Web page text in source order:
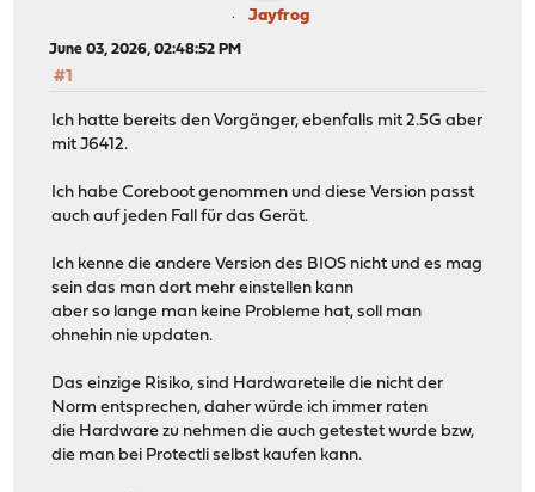
Jayfrog
June 03, 2026, 02:48:52 PM
#1
Ich hatte bereits den Vorgänger, ebenfalls mit 2.5G aber
mit J6412.
Ich habe Coreboot genommen und diese Version passt
auch auf jeden Fall für das Gerät.
Ich kenne die andere Version des BIOS nicht und es mag
sein das man dort mehr einstellen kann
aber so lange man keine Probleme hat, soll man
ohnehin nie updaten.
Das einzige Risiko, sind Hardwareteile die nicht der
Norm entsprechen, daher würde ich immer raten
die Hardware zu nehmen die auch getestet wurde bzw,
die man bei Protectli selbst kaufen kann.